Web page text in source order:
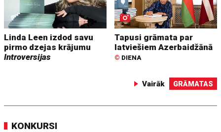
Linda Leen izdod savu
pirmo dzejas krājumu
Introversijas
Tapusi grāmata par
latviešiem Azerbaidžānā
© DIENA
Vairāk GRĀMATAS
KONKURSI